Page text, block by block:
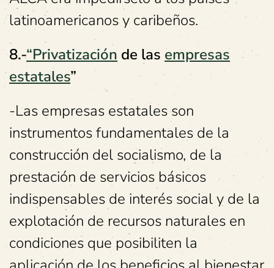
latinoamericanos y caribeños.
8.-“Privatización de las empresas
estatales”
-Las empresas estatales son
instrumentos fundamentales de la
construcción del socialismo, de la
prestación de servicios básicos
indispensables de interés social y de la
explotación de recursos naturales en
condiciones que posibiliten la